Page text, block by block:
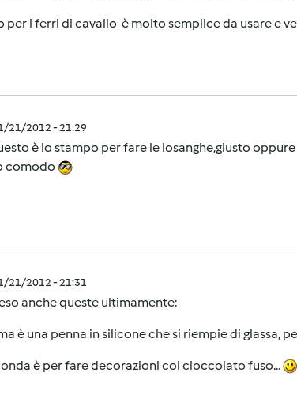
per i ferri di cavallo è molto semplice da usare e
21/2012 - 21:29
è lo stampo per fare le losanghe,giusto
comodo
21/2012 - 21:31
anche queste ultimamente:
è una penna in silicone che si riempie di glassa,
è per fare decorazioni col cioccolato fuso...